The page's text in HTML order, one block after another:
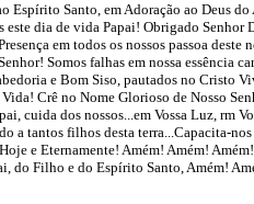
Espírito Santo, em Adoração ao Deus do
dia de vida Papai! Obrigado Senhor
em todos os nossos passoa deste
Somos falhas em nossa essência
e Bom Siso, pautados no Cristo
Crê no Nome Glorioso de Nosso
cuida dos nossos...em Vossa Luz, rm
a tantos filhos desta terra...Capacita-
e Eternamente! Amém! Amém!
do Filho e do Espírito Santo, Amém!